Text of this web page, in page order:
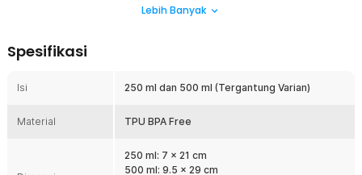
Nikmati kemudahan minum langsung di tengah intensitas olahraga
menghisap air dengan mudah hanya dengan sedikit tekanan gigi.
membutuhkannya, sehingga fokus dan ritme olahraga Anda tetap
banyak tempat di dalam tas setelah selesai digunakan. Berkat
Lebih Banyak
Spesifikasi
Isi 250 ml dan 500 ml (Tergantung Varian)
Material TPU BPA Free
250 ml: 7 x 21 cm
500 ml: 9.5 x 29 cm